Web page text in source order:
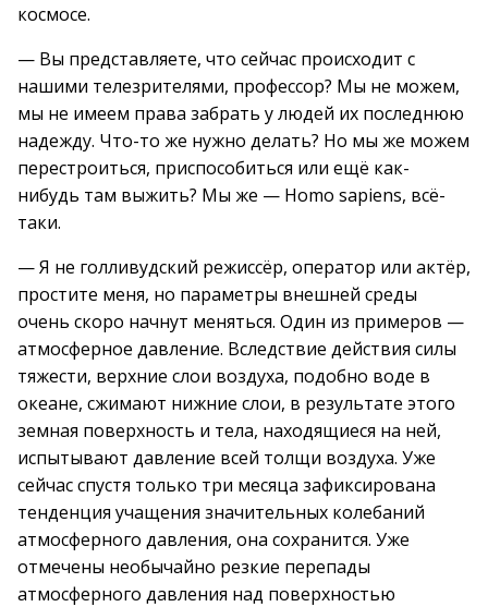
космосе.
— Вы представляете, что сейчас происходит с
нашими телезрителями, профессор? Мы не можем,
мы не имеем права забрать у людей их последнюю
надежду. Что-то же нужно делать? Но мы же можем
перестроиться, приспособиться или ещё как-
нибудь там выжить? Мы же — Homo sapiens, всё-
таки.
— Я не голливудский режиссёр, оператор или актёр,
простите меня, но параметры внешней среды
очень скоро начнут меняться. Один из примеров —
атмосферное давление. Вследствие действия силы
тяжести, верхние слои воздуха, подобно воде в
океане, сжимают нижние слои, в результате этого
земная поверхность и тела, находящиеся на ней,
испытывают давление всей толщи воздуха. Уже
сейчас спустя только три месяца зафиксирована
тенденция учащения значительных колебаний
атмосферного давления, она сохранится. Уже
отмечены необычайно резкие перепады
атмосферного давления над поверхностью